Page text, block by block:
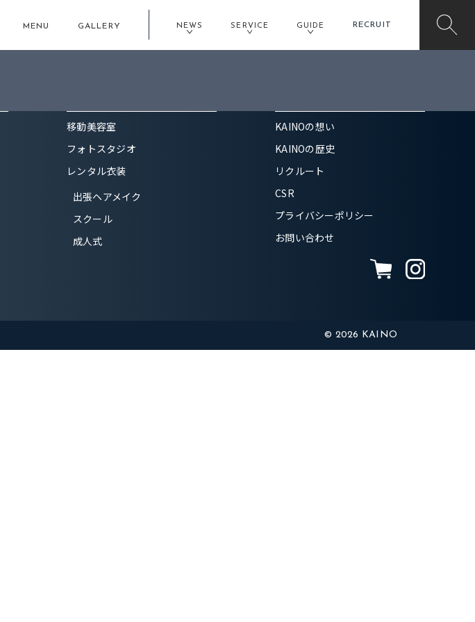
MENU GALLERY NEWS SERVICE GUIDE RECRUIT
移動美容室
フォトスタジオ
レンタル衣装
出張ヘアメイク
スクール
成人式
KAINOの想い
KAINOの歴史
リクルート
CSR
プライバシーポリシー
お問い合わせ
© 2026 KAINO